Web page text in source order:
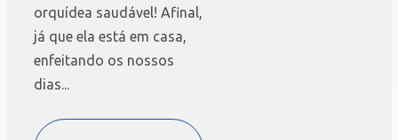
orquídea saudável! Afinal,
já que ela está em casa,
enfeitando os nossos
dias...